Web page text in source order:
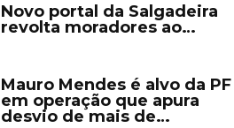
Novo portal da Salgadeira
revolta moradores ao…
Mauro Mendes é alvo da PF
em operação que apura
desvio de mais de…